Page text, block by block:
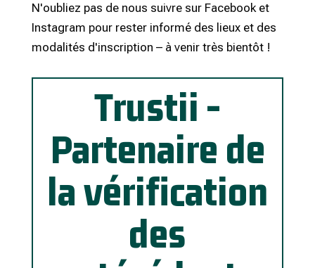
N'oubliez pas de nous suivre sur Facebook et
Instagram pour rester informé des lieux et des
modalités d'inscription – à venir très bientôt !
Trustii -
Partenaire de
la vérification
des